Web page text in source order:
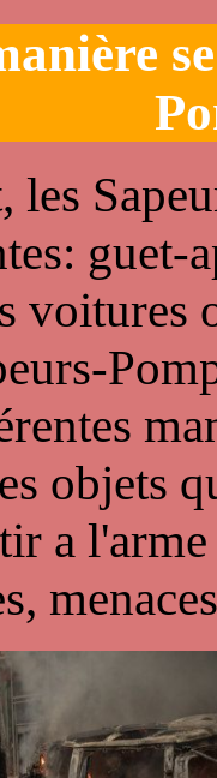
les
guet-
voitures
objets
a